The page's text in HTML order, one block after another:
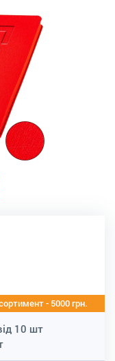
- 5000 грн.
10 шт